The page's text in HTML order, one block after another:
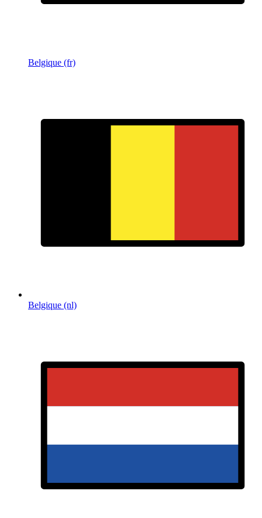
Belgique (fr)
Belgique (nl)